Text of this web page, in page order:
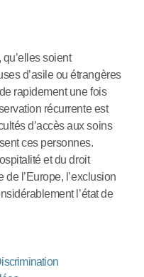
soient
d’asile ou étrangères
rapidement une fois
récurrente est
d’accès aux soins
ces personnes.
et du droit
de l’Europe, l’exclusion
l’état de